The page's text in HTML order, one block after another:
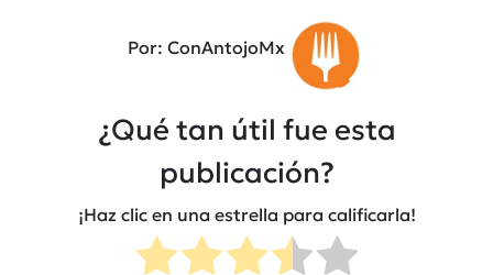
Por: ConAntojoMx
¿Qué tan útil fue esta
publicación?
¡Haz clic en una estrella para calificarla!